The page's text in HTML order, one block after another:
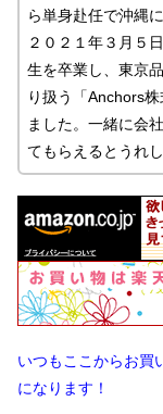
ら単身赴任で沖縄
２０２１年３月５
生を卒業し、東京
り扱う「Anchors
ました。一緒に会
てもらえるとうれ
いつもここからお買
になります！